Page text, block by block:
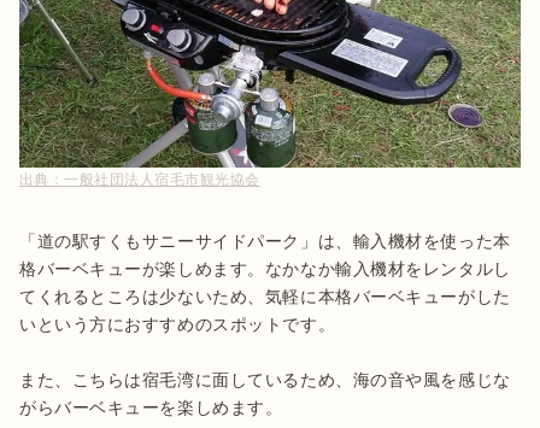
出典： 一般社団法人宿毛市観光協会
「道の駅すくもサニーサイドパーク」は、輸入機材を使った本
格バーベキューが楽しめます。なかなか輸入機材をレンタルし
てくれるところは少ないため、気軽に本格バーベキューがした
いという方におすすめのスポットです。
また、こちらは宿毛湾に面しているため、海の音や風を感じな
がらバーベキューを楽しめます。